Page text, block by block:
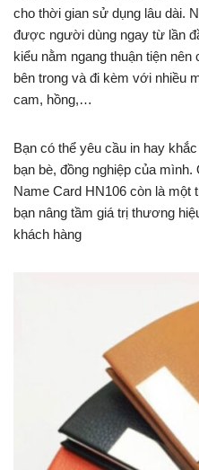
cho thời gian sử dụng lâu dài.
được người dùng ngay từ lần
kiểu nằm ngang thuận tiện
bên trong và đi kèm với nhiều
cam, hồng,…
Bạn có thể yêu cầu in hay
bạn bè, đồng nghiệp của
Name Card HN106 còn là một
bạn nâng tầm giá trị thương
khách hàng